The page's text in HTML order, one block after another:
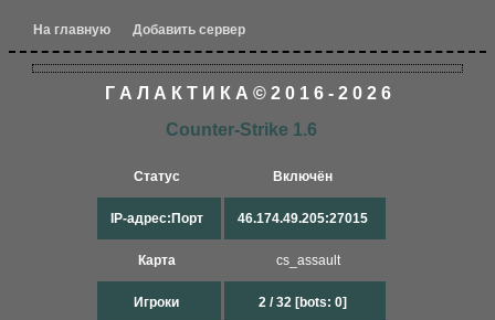
На главную Добавить сервер
Г А Л А К Т И К А © 2 0 1 6 - 2 0 2 6
Counter-Strike 1.6
Статус
IP-адрес:Порт
Карта
Игроки
Включён
46.174.49.205:27015
cs_assault
2 / 32 [bots: 0]